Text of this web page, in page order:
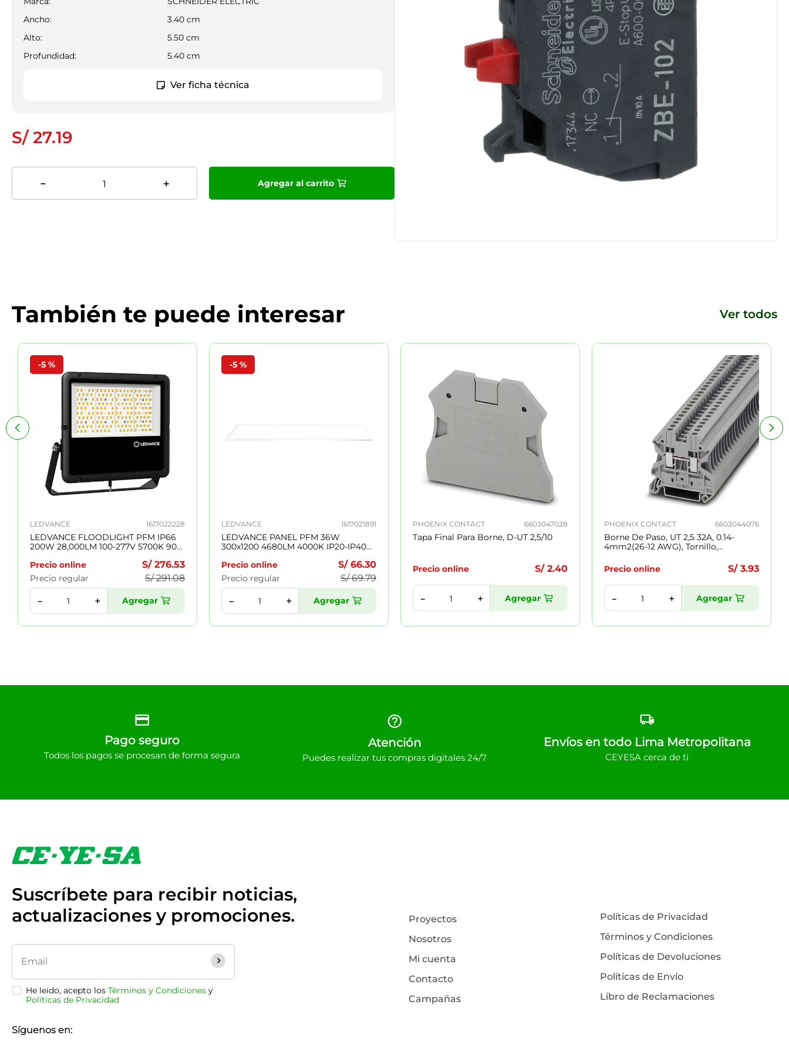
Ancho:
3.40cm
Alto:
5.50cm
Profundidad:
5.40cm
Ver ficha técnica
S/ 27.19
＋
－ Agregar al carrito
También te puede interesar Ver todos
-5 %
LEDVANCE 1617022228
LEDVANCE FLOODLIGHT PFM IP66
200W 28,000LM 100-277V 5700K 90°
Precio online
S/ 276.53
Precio regular S/ 291.08
＋
－ Agregar
-5 %
LEDVANCE 1617021891
LEDVANCE PANEL PFM 36W
300x1200 4680LM 4000K IP20-IP40
Precio online
S/ 66.30
Precio regular S/ 69.79
＋
－ Agregar
PHOENIX CONTACT 6603047028
Tapa Final Para Borne, D-UT 2,5/10
Precio online S/ 2.40
＋
－ Agregar
PHOENIX CONTACT 6603044076
Borne De Paso, UT 2,5 32A, 0.14-
4mm2(26-12 AWG), Tornillo,
Precio online
S/ 3.93
＋
－ Agregar
Pago seguro
Todos los pagos se procesan de forma segura
Atención
Puedes realizar tus compras digitales 24/7
Envíos en todo Lima Metropolitana
CEYESA cerca de ti
Suscríbete para recibir noticias,
actualizaciones y promociones.
He leído, acepto los Términos y Condicionesy
Políticas de Privacidad
Síguenos en:
Proyectos
Nosotros
Mi cuenta
Contacto
Campañas
Políticas de Privacidad
Términos y Condiciones
Políticas de Devoluciones
Políticas de Envío
Libro de Reclamaciones
9.
ledvance
10
mersen